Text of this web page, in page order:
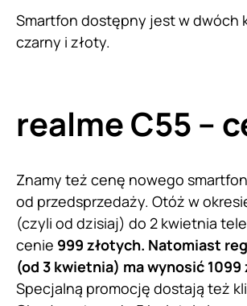
Smartfon dostępny jest w dwóch
czarny i złoty.
realme C55 –
Znamy też cenę nowego
od przedsprzedaży. Otóż w
(czyli od dzisiaj) do 2 kwietnia
cenie 999 złotych. Natomiast
(od 3 kwietnia) ma wynosić 1099
Specjalną promocję dostają też